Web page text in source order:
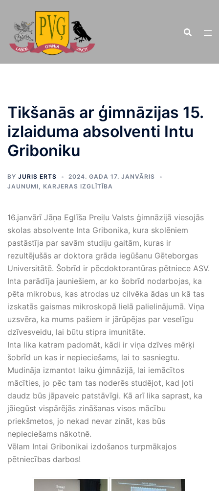
saturu
Tikšanās ar ģimnāzijas 15.
izlaiduma absolventi Intu
Griboniku
BY JURIS ERTS
2024. GADA 17. JANVĀRIS
JAUNUMI, KARJERAS IZGLĪTĪBA
16.janvārī Jāņa Eglīša Preiļu Valsts ģimnāzijā viesojās
skolas absolvente Inta Gribonika, kura skolēniem
pastāstīja par savām studiju gaitām, kuras ir
rezultējušās ar doktora grāda iegūšanu Gēteborgas
Universitātē. Šobrīd ir pēcdoktorantūras pētniece ASV.
Inta parādīja jauniešiem, ar ko šobrīd nodarbojas, ka
pēta mikrobus, kas atrodas uz cilvēka ādas un kā tas
izskatās gaismas mikroskopā lielā palielinājumā. Viņa
uzsvēra, ka mums pašiem ir jārūpējas par veselīgu
dzīvesveidu, lai būtu stipra imunitāte.
Inta lika katram padomāt, kādi ir viņa dzīves mērķi
šobrīd un kas ir nepieciešams, lai to sasniegtu.
Mudināja izmantot laiku ģimnāzijā, lai iemācītos
mācīties, jo pēc tam tas noderēs studējot, kad ļoti
daudz būs jāpaveic patstāvīgi. Kā arī lika saprast, ka
jāiegūst vispārējās zināšanas visos mācību
priekšmetos, jo nekad nevar zināt, kas būs
nepieciešams nākotnē.
Vēlam Intai Gribonikai izdošanos turpmākajos
pētniecības darbos!